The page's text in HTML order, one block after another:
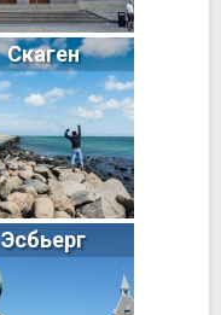
Скаген
Эсбьерг